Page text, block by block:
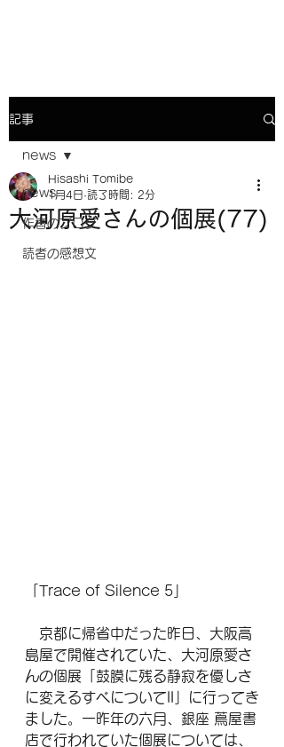
記事
news
作者のブログ
読者の感想文
news
大河原愛さんの個展(77)
Hisashi Tomibe
1月4日 読了時間: 2分
「Trace of Silence 5」
京都に帰省中だった昨日、大阪高
島屋で開催されていた、大河原愛さ
んの個展「鼓膜に残る静寂を優しさ
に変えるすべについてII」に行ってき
ました。一昨年の六月、銀座 蔦屋書
店で行われていた個展については、